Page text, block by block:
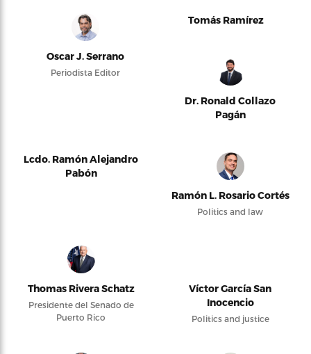
Oscar J. Serrano
Periodista Editor
Tomás Ramírez
Dr. Ronald Collazo
Pagán
Lcdo. Ramón Alejandro
Pabón
Ramón L. Rosario Cortés
Politics and law
Thomas Rivera Schatz
Presidente del Senado de
Puerto Rico
Víctor García San
Inocencio
Politics and justice